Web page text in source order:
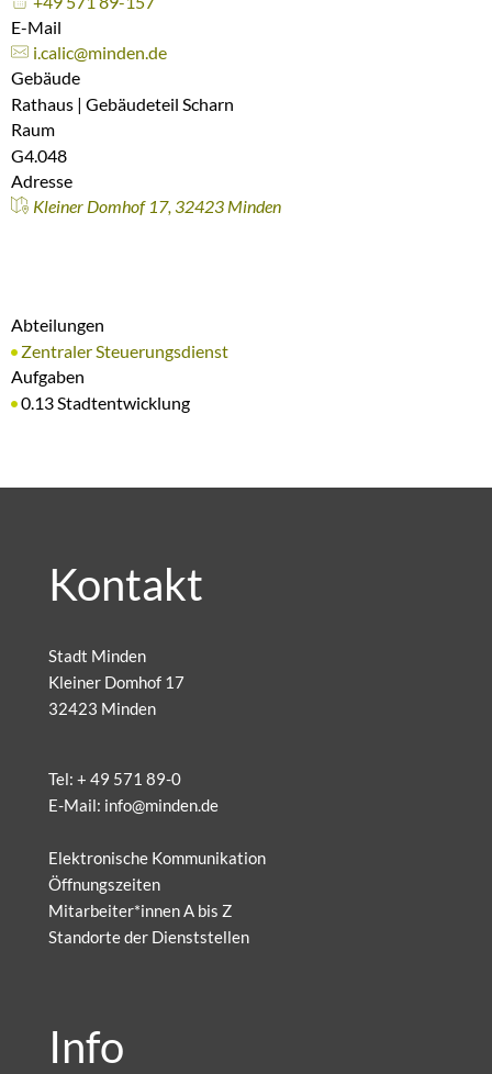
E-Mail
i.calic@minden.de
Gebäude
Rathaus | Gebäudeteil Scharn
Raum
G4.048
Adresse
Kleiner Domhof 17, 32423 Minden
Abteilungen
Zentraler Steuerungsdienst
Aufgaben
0.13 Stadtentwicklung
Kontakt
Stadt Minden
Kleiner Domhof 17
32423 Minden
Tel: + 49 571 89-0
E-Mail: info@minden.de
Elektronische Kommunikation
Öffnungszeiten
Mitarbeiter*innen A bis Z
Standorte der Dienststellen
Info